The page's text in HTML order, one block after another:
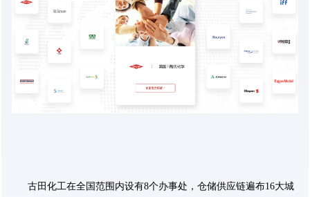
古田化工在全国范围内设有8个办事处，仓储供应链遍布16大城